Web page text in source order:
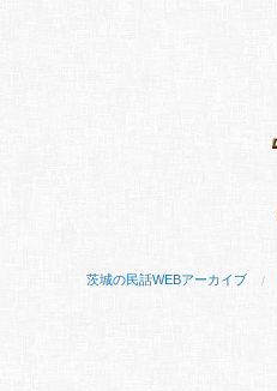
茨城の民話WEBアーカイブ